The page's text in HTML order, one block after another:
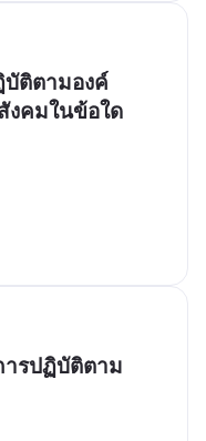
บัติตามองค์
งคมในข้อใด
ารปฏิบัติตาม